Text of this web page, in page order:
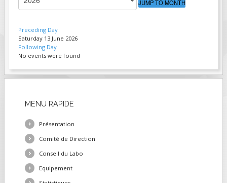
JUMP TO MONTH
Preceding Day
Saturday 13 June 2026
Following Day
No events were found
MENU RAPIDE
Présentation
Comité de Direction
Conseil du Labo
Equipement